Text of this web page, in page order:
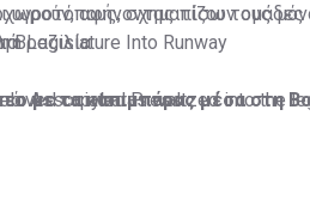
υγροτόπους, σχηματίζουν
αφήνοντας πίσω τους
Βραζιλία.
με τα καπιμπάρας μέσα στη
Legislature Into Runway
capybaras waltzed into the
Associated Press